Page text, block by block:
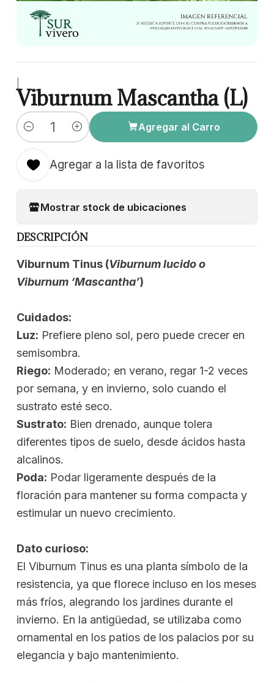
Viburnum Mascantha (L)
Cantidad
Agregar al Carro
Agregar a la lista de favoritos
Mostrar stock de ubicaciones
DESCRIPCIÓN
Viburnum Tinus (Viburnum lucido o
Viburnum ‘Mascantha’)
Cuidados:
Luz: Prefiere pleno sol, pero puede crecer en
semisombra.
Riego: Moderado; en verano, regar 1-2 veces
por semana, y en invierno, solo cuando el
sustrato esté seco.
Sustrato: Bien drenado, aunque tolera
diferentes tipos de suelo, desde ácidos hasta
alcalinos.
Poda: Podar ligeramente después de la
floración para mantener su forma compacta y
estimular un nuevo crecimiento.
Dato curioso:
El Viburnum Tinus es una planta símbolo de la
resistencia, ya que florece incluso en los meses
más fríos, alegrando los jardines durante el
invierno. En la antigüedad, se utilizaba como
ornamental en los patios de los palacios por su
elegancia y bajo mantenimiento.